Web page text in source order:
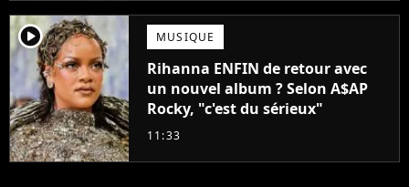
player2 MUSIQUE
Rihanna ENFIN de retour avec
un nouvel album ? Selon A$AP
Rocky, "c'est du sérieux"
11:33